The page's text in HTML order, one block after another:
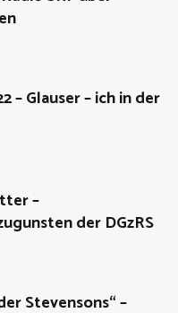
– Glauser – ich in der
–
der DGzRS
Stevensons“ –